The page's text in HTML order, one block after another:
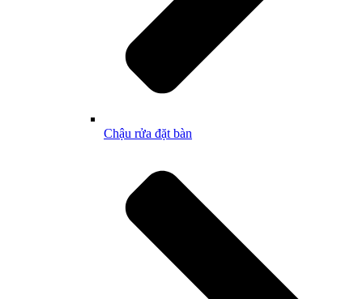
Chậu rửa đặt bàn